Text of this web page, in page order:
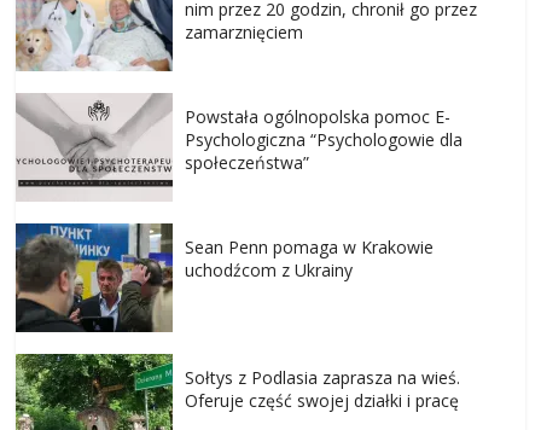
nim przez 20 godzin, chronił go przez
zamarznięciem
Powstała ogólnopolska pomoc E-
Psychologiczna “Psychologowie dla
społeczeństwa”
Sean Penn pomaga w Krakowie
uchodźcom z Ukrainy
Sołtys z Podlasia zaprasza na wieś.
Oferuje część swojej działki i pracę